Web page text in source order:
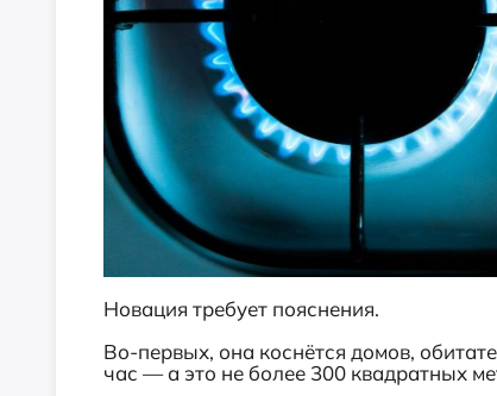
Новация требует пояснения.
Во-первых, она коснётся домов,
час — а это не более 300 квадратных